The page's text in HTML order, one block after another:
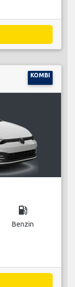
KOMBI
local_gas_station
Benzin